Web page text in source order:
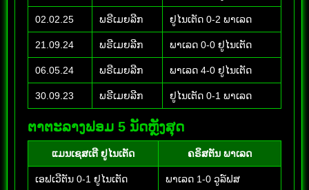
02.02.25 ພຣີເມຍລີກ ຢູໄນເຕັດ 0-2 ພາເລດ
21.09.24 ພຣີເມຍລີກ ພາເລດ 0-0 ຢູໄນເຕັດ
06.05.24 ພຣີເມຍລີກ ພາເລດ 4-0 ຢູໄນເຕັດ
30.09.23 ພຣີເມຍລີກ ຢູໄນເຕັດ 0-1 ພາເລດ
ຕາຕະລາງຟອມ 5 ນັດຫຼັງສຸດ
ແມນເຊສເຕີ ຢູໄນເຕັດ ຄຣິສຕັນ ພາເລດ
ເອຟເວີຕັນ 0-1 ຢູໄນເຕັດ ພາເລດ 1-0 ວູລ໌ຟສ